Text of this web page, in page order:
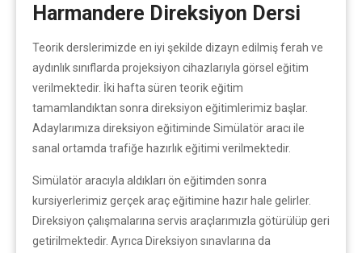
Harmandere Direksiyon Dersi
Teorik derslerimizde en iyi şekilde dizayn edilmiş ferah ve
aydınlık sınıflarda projeksiyon cihazlarıyla görsel eğitim
verilmektedir. İki hafta süren teorik eğitim
tamamlandıktan sonra direksiyon eğitimlerimiz başlar.
Adaylarımıza direksiyon eğitiminde Simülatör aracı ile
sanal ortamda trafiğe hazırlık eğitimi verilmektedir.
Simülatör aracıyla aldıkları ön eğitimden sonra
kursiyerlerimiz gerçek araç eğitimine hazır hale gelirler.
Direksiyon çalışmalarına servis araçlarımızla götürülüp geri
getirilmektedir. Ayrıca Direksiyon sınavlarına da